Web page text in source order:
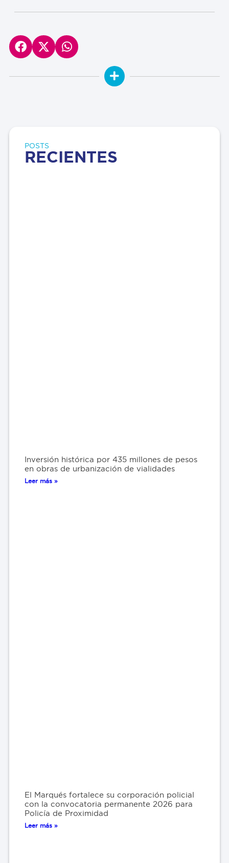
POSTS
RECIENTES
Inversión histórica por 435 millones de pesos
en obras de urbanización de vialidades
Leer más »
El Marqués fortalece su corporación policial
con la convocatoria permanente 2026 para
Policía de Proximidad
Leer más »